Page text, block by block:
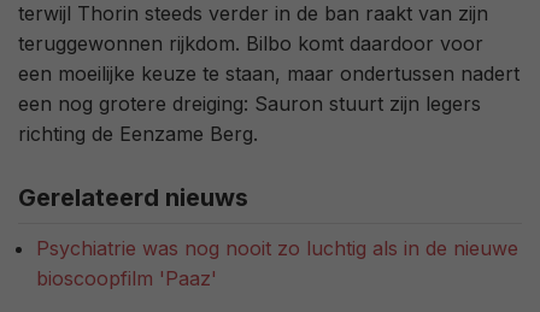
terwijl Thorin steeds verder in de ban raakt van zijn
teruggewonnen rijkdom. Bilbo komt daardoor voor
een moeilijke keuze te staan, maar ondertussen nadert
een nog grotere dreiging: Sauron stuurt zijn legers
richting de Eenzame Berg.
Gerelateerd nieuws
Psychiatrie was nog nooit zo luchtig als in de nieuwe
bioscoopfilm 'Paaz'